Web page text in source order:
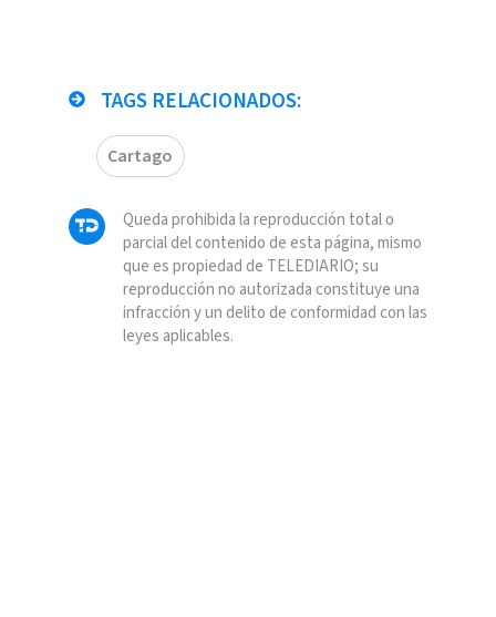
TAGS RELACIONADOS:
Cartago
Queda prohibida la reproducción total o
parcial del contenido de esta página, mismo
que es propiedad de TELEDIARIO; su
reproducción no autorizada constituye una
infracción y un delito de conformidad con las
leyes aplicables.